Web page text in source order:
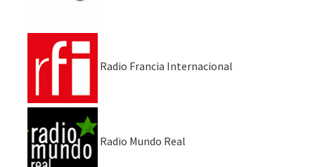
Radio Francia Internacional
Radio Mundo Real